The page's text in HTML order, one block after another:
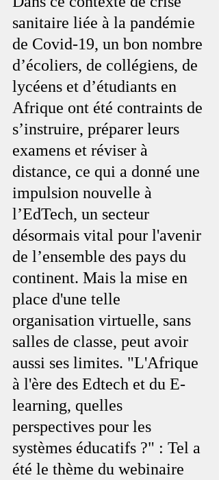
sanitaire liée à la pandémie
de Covid-19, un bon nombre
d’écoliers, de collégiens, de
lycéens et d’étudiants en
Afrique ont été contraints de
s’instruire, préparer leurs
examens et réviser à
distance, ce qui a donné une
impulsion nouvelle à
l’EdTech, un secteur
désormais vital pour l'avenir
de l’ensemble des pays du
continent. Mais la mise en
place d'une telle
organisation virtuelle, sans
salles de classe, peut avoir
aussi ses limites. "L'Afrique
à l'ère des Edtech et du E-
learning, quelles
perspectives pour les
systèmes éducatifs ?" : Tel a
été le thème du webinaire